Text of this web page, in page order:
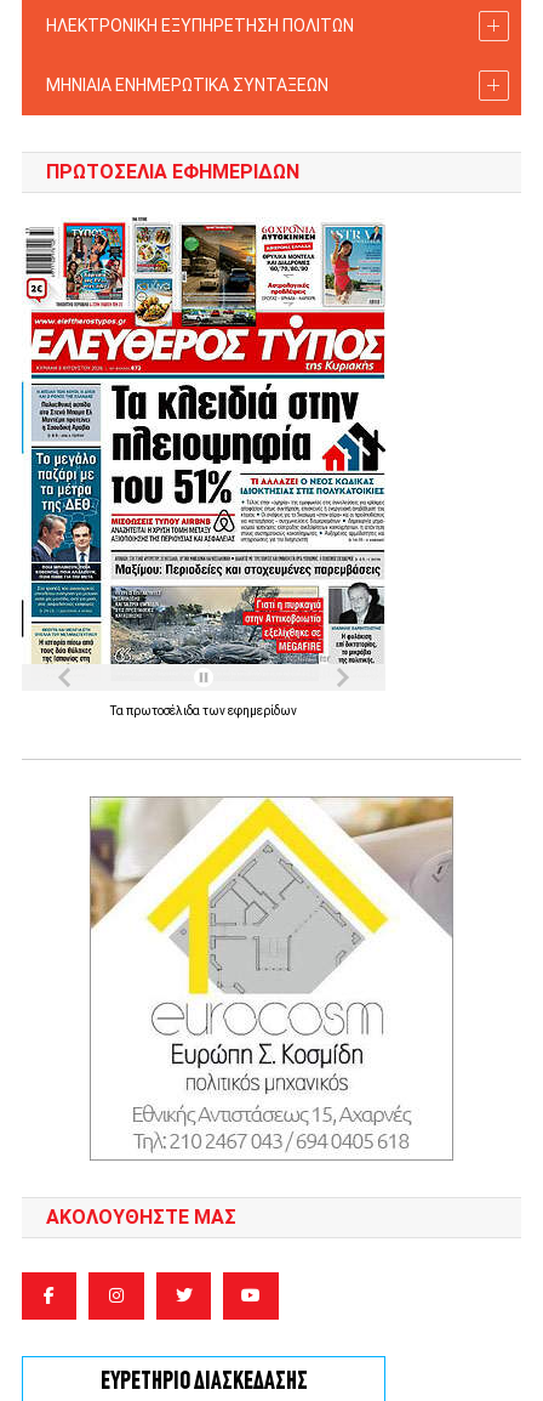
ΗΛΕΚΤΡΟΝΙΚΗ ΕΞΥΠΗΡΕΤΗΣΗ ΠΟΛΙΤΩΝ
ΜΗΝΙΑΙΑ ΕΝΗΜΕΡΩΤΙΚΑ ΣΥΝΤΑΞΕΩΝ
ΠΡΩΤΟΣΈΛΙΑ ΕΦΗΜΕΡΊΔΩΝ
Τα πρωτοσέλιδα τωνεφημερίδων
ΑΚΟΛΟΥΘΉΣΤΕ ΜΑΣ